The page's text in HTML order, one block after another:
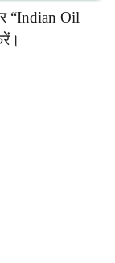
“Indian Oil